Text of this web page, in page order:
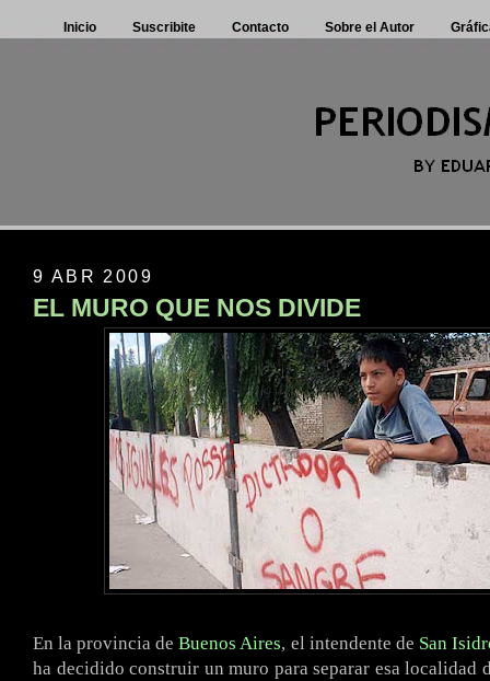
Inicio Suscribite Contacto Sobre el Autor
9 ABR 2009
EL MURO QUE NOS DIVIDE
En la provincia deBuenos Aires, el intendente de San
ha decidido construir un muro para separar esa localidad